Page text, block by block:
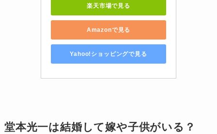
楽天市場で見る
Amazonで見る
Yahoo!ショッピングで見る
堂本光一は結婚して嫁や子供がいる？